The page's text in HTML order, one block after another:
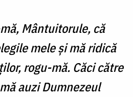
Mântuitorule, că
mele şi mă ridică
rogu-mă. Căci către
auzi Dumnezeul